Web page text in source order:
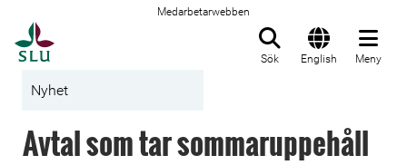
Medarbetarwebben
Sök English Meny
Nyhet
Avtal som tar sommaruppehåll